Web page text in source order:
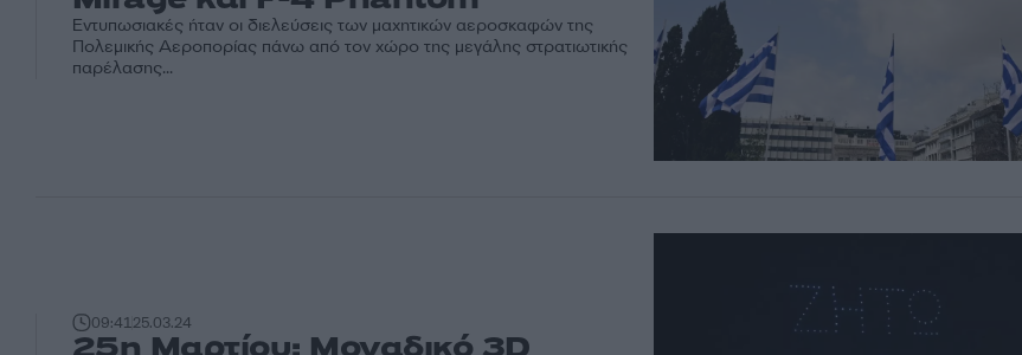
Εντυπωσιακές ήταν οι διελεύσεις των μαχητικών αεροσκαφών της
Πολεμικής Αεροπορίας πάνω από τον χώρο της μεγάλης στρατιωτικής
παρέλασης...
09:4125.03.24